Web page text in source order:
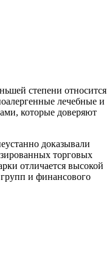
степени относится
лечебные и
которые доверяют
доказывали
торговых
отличается высокой
и финансового